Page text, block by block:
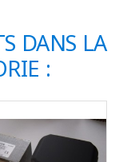
DANS LA
: